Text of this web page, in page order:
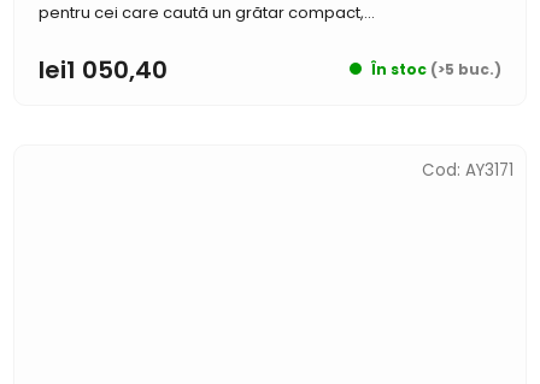
În stoc (>5 buc.)
lei1 050,40
pentru cei care caută un grătar compact,...
Cod: AY3171